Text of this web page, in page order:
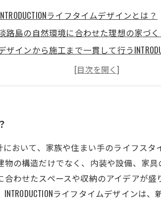
ライフタイムデザインとは？
路島の自然環境に合わせた理想の家づく
ザインから施工まで一貫して行う
長期的な視点を持ったINTRODUCTIONの家づ
の家で心地よい暮らしを実現
において、家族や住まい手のライフ
の構造だけでなく、内装や設備、家
わせたスペースや収納のアイデアが
ライフタイムデザインは